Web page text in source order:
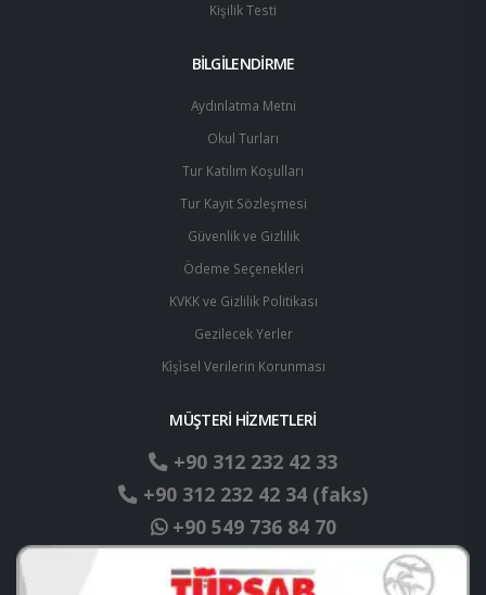
Kişilik Testi
BİLGİLENDİRME
Aydınlatma Metni
Okul Turları
Tur Katılım Koşulları
Tur Kayıt Sözleşmesi
Güvenlik ve Gizlilik
Ödeme Seçenekleri
KVKK ve Gizlilik Politikası
Gezilecek Yerler
Ki̇şi̇sel Verilerin Korunması
MÜŞTERİ HİZMETLERİ
+90 312 232 42 33
+90 312 232 42 34 (faks)
+90 549 736 84 70